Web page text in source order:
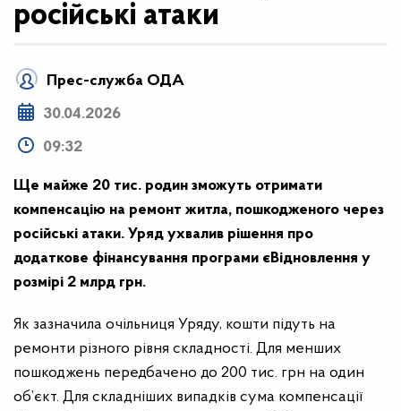
російські атаки
Прес-служба ОДА
30.04.2026
09:32
Ще майже 20 тис. родин зможуть отримати
компенсацію на ремонт житла, пошкодженого через
російські атаки. Уряд ухвалив рішення про
додаткове фінансування програми єВідновлення у
розмірі 2 млрд грн.
Як зазначила очільниця Уряду, кошти підуть на
ремонти різного рівня складності. Для менших
пошкоджень передбачено до 200 тис. грн на один
об’єкт. Для складніших випадків сума компенсації